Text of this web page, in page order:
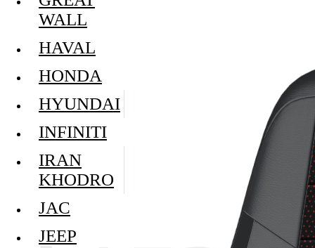
WALL
HAVAL
HONDA
HYUNDAI
INFINITI
IRAN
KHODRO
JAC
JEEP